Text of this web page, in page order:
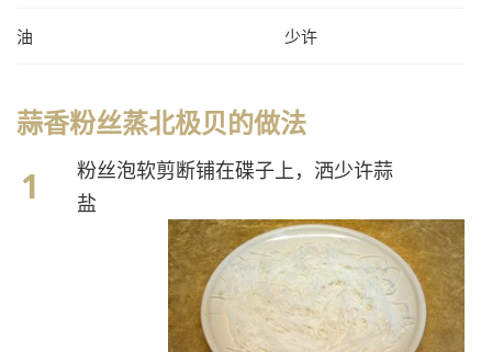
油 少许
蒜香粉丝蒸北极贝的做法
粉丝泡软剪断铺在碟子上，洒少许蒜
盐